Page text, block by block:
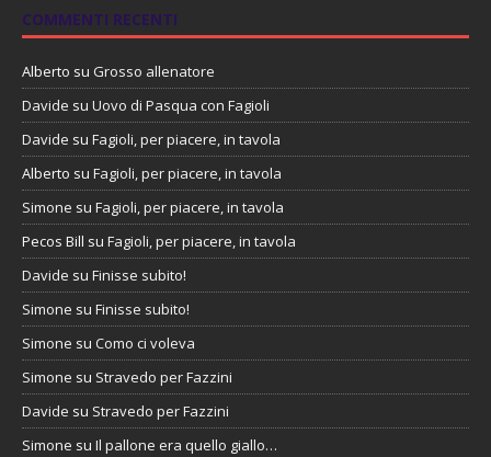
COMMENTI RECENTI
Alberto su Grosso allenatore
Davide su Uovo di Pasqua con Fagioli
Davide su Fagioli, per piacere, in tavola
Alberto su Fagioli, per piacere, in tavola
Simone su Fagioli, per piacere, in tavola
Pecos Bill su Fagioli, per piacere, in tavola
Davide su Finisse subito!
Simone su Finisse subito!
Simone su Como ci voleva
Simone su Stravedo per Fazzini
Davide su Stravedo per Fazzini
Simone su Il pallone era quello giallo…